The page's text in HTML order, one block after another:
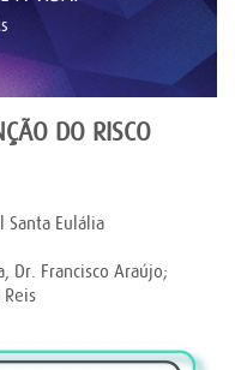
DO RISCO
Santa Eulália
Dr. Francisco Araújo;